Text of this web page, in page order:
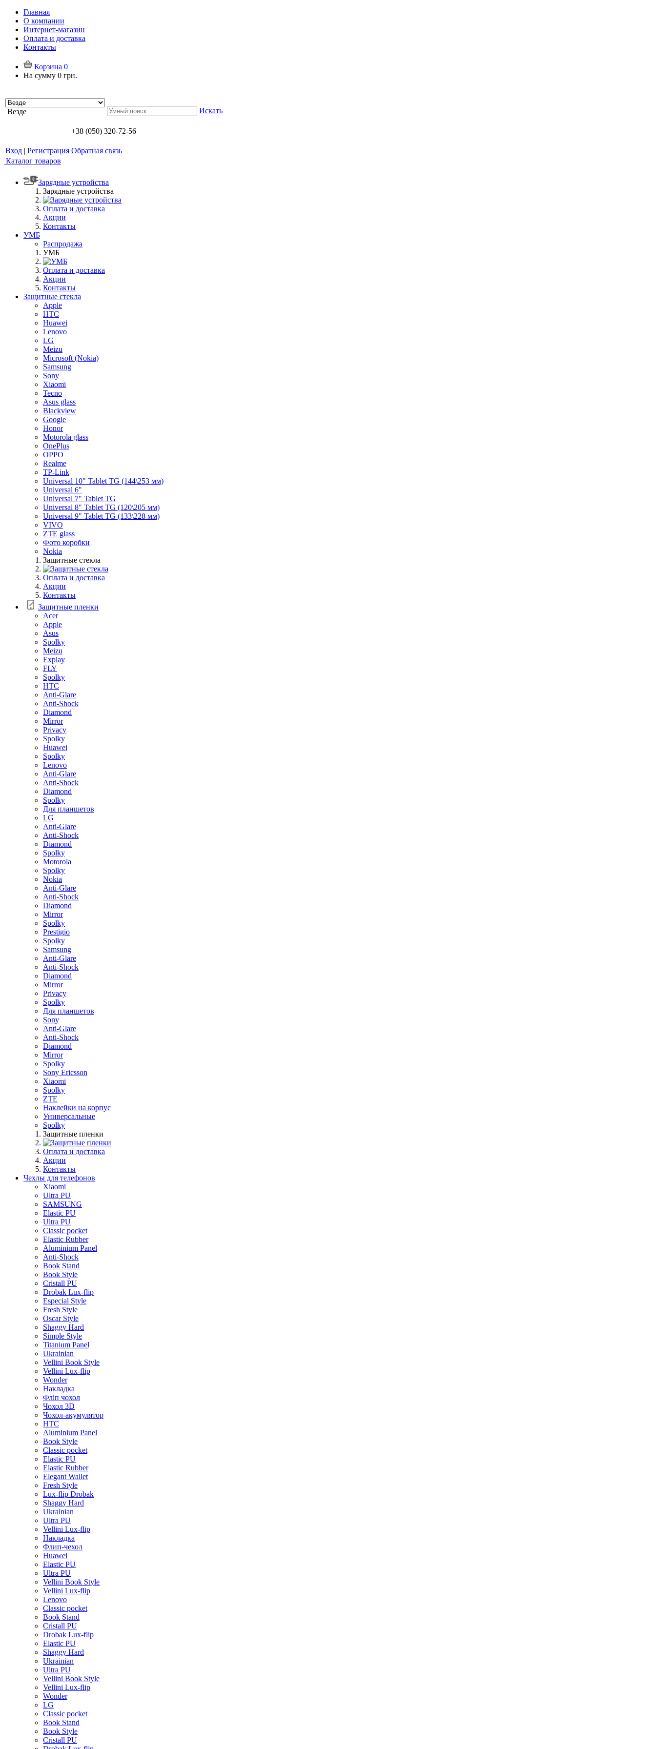
Главная
О компании
Интернет-магазин
Оплата и доставка
Контакты
Корзина 0
На сумму 0 грн.
Везде Искать
+38 (050) 320-72-56
Вход | Регистрация Обратная связь
Каталог товаров
Зарядные устройства
Зарядные устройства
Оплата и доставка
Акции
Контакты
УМБ
Распродажа
УМБ
Оплата и доставка
Акции
Контакты
Защитные стекла
Apple
HTC
Huawei
Lenovo
LG
Meizu
Microsoft (Nokia)
Samsung
Sony
Xiaomi
Tecno
Asus glass
Blackview
Google
Honor
Motorola glass
OnePlus
OPPO
Realme
TP-Link
Universal 10" Tablet TG (144\253 мм)
Universal 6"
Universal 7" Tablet TG
Universal 8" Tablet TG (120\205 мм)
Universal 9" Tablet TG (133\228 мм)
VIVO
ZTE glass
Фото коробки
Nokia
Защитные стекла
Оплата и доставка
Акции
Контакты
Защитные пленки
Acer
Apple
Asus
Spolky
Meizu
Explay
FLY
Spolky
HTC
Anti-Glare
Anti-Shock
Diamond
Mirror
Privacy
Spolky
Huawei
Spolky
Lenovo
Anti-Glare
Anti-Shock
Diamond
Spolky
Для планшетов
LG
Anti-Glare
Anti-Shock
Diamond
Spolky
Motorola
Spolky
Nokia
Anti-Glare
Anti-Shock
Diamond
Mirror
Spolky
Prestigio
Spolky
Samsung
Anti-Glare
Anti-Shock
Diamond
Mirror
Privacy
Spolky
Для планшетов
Sony
Anti-Glare
Anti-Shock
Diamond
Mirror
Spolky
Sony Ericsson
Xiaomi
Spolky
ZTE
Наклейки на корпус
Универсальные
Spolky
Защитные пленки
Оплата и доставка
Акции
Контакты
Чехлы для телефонов
Xiaomi
Ultra PU
SAMSUNG
Elastic PU
Ultra PU
Classic pocket
Elastic Rubber
Aluminium Panel
Anti-Shock
Book Stand
Book Style
Cristall PU
Drobak Lux-flip
Especial Style
Fresh Style
Oscar Style
Shaggy Hard
Simple Style
Titanium Panel
Ukrainian
Vellini Book Style
Vellini Lux-flip
Wonder
Накладка
Фліп чохол
Чохол 3D
Чохол-акумулятор
HTC
Aluminium Panel
Book Style
Classic pocket
Elastic PU
Elastic Rubber
Elegant Wallet
Fresh Style
Lux-flip Drobak
Shaggy Hard
Ukrainian
Ultra PU
Vellini Lux-flip
Накладка
Флип-чехол
Huawei
Elastic PU
Ultra PU
Vellini Book Style
Vellini Lux-flip
Lenovo
Classic pocket
Book Stand
Cristall PU
Drobak Lux-flip
Elastic PU
Shaggy Hard
Ukrainian
Ultra PU
Vellini Book Style
Vellini Lux-flip
Wonder
LG
Classic pocket
Book Stand
Book Style
Cristall PU